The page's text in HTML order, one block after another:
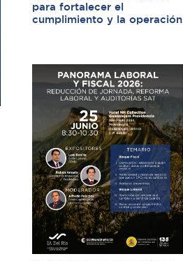
para fortalecer el
cumplimiento y la operación